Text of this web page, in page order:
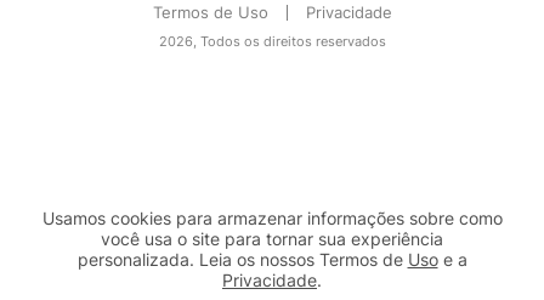
Termos de Uso Privacidade
2026, Todos os direitos reservados
Usamos cookies para armazenar informações sobre como
você usa o site para tornar sua experiência
personalizada. Leia os nossos Termos de Usoe a
Privacidade.